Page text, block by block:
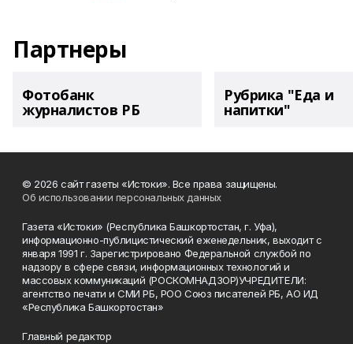
Партнеры
Фотобанк
журналистов РБ
Рубрика "Еда и
напитки"
© 2026 сайт газеты «Истоки». Все права защищены.
Об использовании персональных данных
Газета «Истоки» (Республика Башкортостан, г. Уфа),
информационно-публицистический еженедельник, выходит с
января 1991 г. Зарегистрировано Федеральной службой по
надзору в сфере связи, информационных технологий и
массовых коммуникаций (РОСКОМНАДЗОР)УЧРЕДИТЕЛИ:
агентство печати и СМИ РБ, РОО Союз писателей РБ, АО ИД
«Республика Башкортостан»
Главный редактор